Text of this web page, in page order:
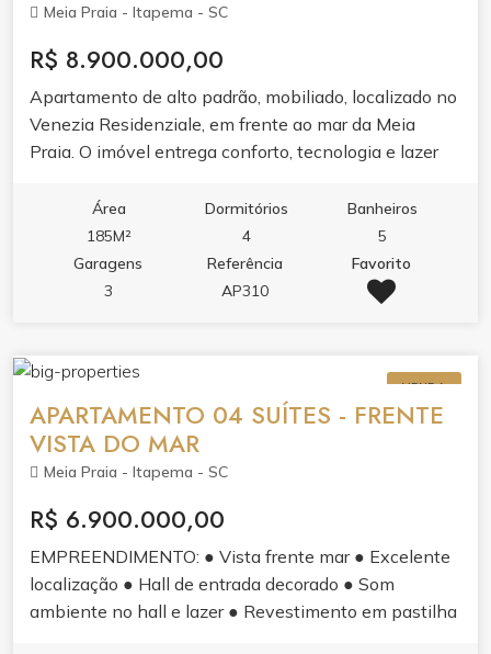
academia completa. Para receber e se divertir, salão
de festas, espaço gourmet, lounge, solarium, sala de
jogos, sala de games e brinquedoteca.Segurança,
tecnologia e serviços completam a experiência:
guarita 24h, alarme, circuito de TV, hall decorado, sala
de reunião, bicicletário e entrada privativa para
Meia Praia - Itapema - SC
R$ 8.900.000,00
Apartamento de alto padrão, mobiliado, localizado no
Venezia Residenziale, em frente ao mar da Meia
Praia. O imóvel entrega conforto, tecnologia e lazer
Área
185M²
Dormitórios
4
Banheiros
5
Garagens
3
Referência
AP310
Favorito
VENDA
APARTAMENTO 04 SUÍTES - FRENTE
VISTA DO MAR
Meia Praia - Itapema - SC
R$ 6.900.000,00
EMPREENDIMENTO: ● Vista frente mar ● Excelente
localização ● Hall de entrada decorado ● Som
ambiente no hall e lazer ● Revestimento em pastilha